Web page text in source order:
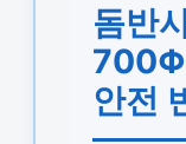
돔반
700Φ
안전